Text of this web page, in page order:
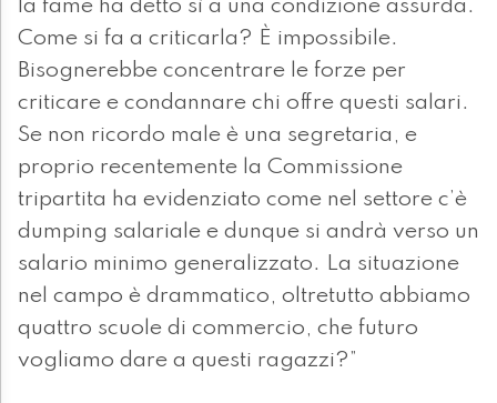
la fame ha detto sì a una condizione assurda.
Come si fa a criticarla? È impossibile.
Bisognerebbe concentrare le forze per
criticare e condannare chi offre questi salari.
Se non ricordo male è una segretaria, e
proprio recentemente la Commissione
tripartita ha evidenziato come nel settore c’è
dumping salariale e dunque si andrà verso un
salario minimo generalizzato. La situazione
nel campo è drammatico, oltretutto abbiamo
quattro scuole di commercio, che futuro
vogliamo dare a questi ragazzi?”